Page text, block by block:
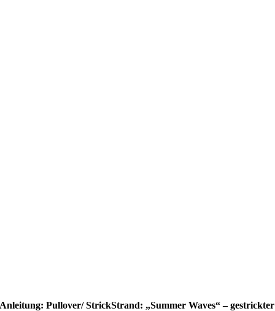
Anleitung: Pullover/ StrickStrand: „Summer Waves“ – gestrickter